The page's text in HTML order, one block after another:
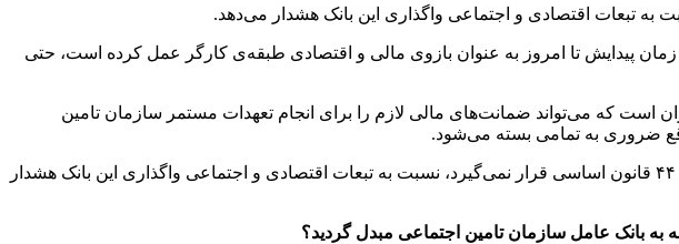
زمان پیدایش تا امروز به عنوان بازوی مالی و اقتصادی طبقه‌ی کارگر عمل کرده است، حتی
اقتصاد از تملک کارگران است که می‌تواند ضمانت‌های مالی لازم را برای انجام تعهدات مستمر سازمان تامین
ضروری به تمامی بسته می‌شود.
در گفتگوی زیر با تاکید بر اینکه بانک رفاه از اساس در حیطه‌ی شمول اصل ۴۴ قانون اساسی قرار نمی‌گیرد، نسبت به تبعات اقتصادی و اجتماعی واگذاری این بانک هشدار
به بانک عامل سازمان تامین اجتماعی مبدل گردید؟